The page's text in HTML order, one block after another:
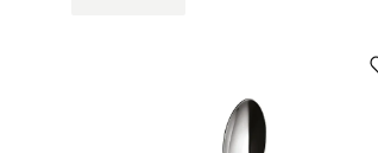
Çay
Kaşığı